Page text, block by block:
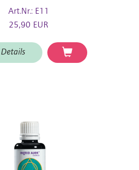
Art.Nr.: E11
25,90 EUR
Details